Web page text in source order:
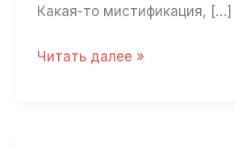
Какая-то мистификация, […]
«Этот
Читать далее »